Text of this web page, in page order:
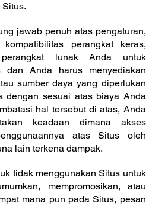
jawab penuh atas pengaturan,
perangkat keras,
lunak Anda untuk
dan Anda harus menyediakan
sumber daya yang diperlukan
dengan sesuai atas biaya Anda
hal tersebut di atas, Anda
keadaan dimana akses
atas Situs oleh
lain terkena dampak.
tidak menggunakan Situs untuk
mempromosikan, atau
mana pun pada Situs, pesan